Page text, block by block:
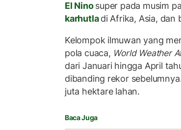
El Ninosuper pada musim
karhutladi Afrika, Asia, dan
Kelompok ilmuwan yang
pola cuaca, World Weather
dari Januari hingga April
dibanding rekor
juta hektare lahan.
Baca Juga